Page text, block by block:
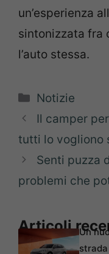
un’esperienza
sintonizzata fra
l’auto stessa.
Categorie
Notizie
Il camper
tutti lo vogliono
Senti puzza
problemi che
Articoli
Un